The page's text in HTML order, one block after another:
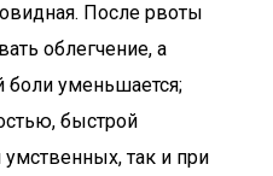
После рвоты
облегчение, а
боли уменьшается;
быстрой
так и при